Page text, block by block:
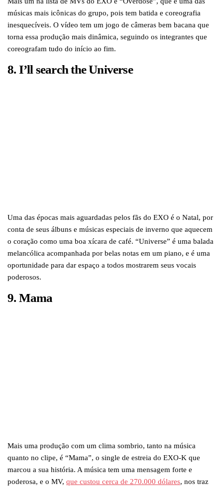
músicas mais icônicas do grupo, pois tem batida e coreografia
inesquecíveis. O vídeo tem um jogo de câmeras bem bacana que
torna essa produção mais dinâmica, seguindo os integrantes que
coreografam tudo do início ao fim.
8. I’ll search theUniverse
Uma das épocas mais aguardadas pelos fãs do EXO é o Natal, por
conta de seus álbuns e músicas especiais de inverno que aquecem
o coração como uma boa xícara de café. “Universe” é uma balada
melancólica acompanhada por belas notas em um piano, e é uma
oportunidade para dar espaço a todos mostrarem seus vocais
poderosos.
9. Mama
Mais uma produção com um clima sombrio, tanto na música
quanto no clipe, é “Mama”, o single de estreia do EXO-K que
marcou a sua história. A música tem uma mensagem forte e
poderosa, e o MV, que custou cerca de 270.000 dólares, nos traz